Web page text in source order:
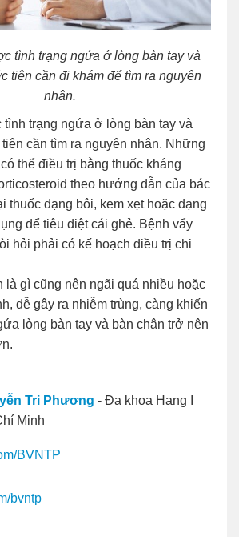
tình trạng ngứa ở lòng bàn tay và
tiên cần đi khám để tìm ra nguyên
nhân.
trạng ngứa ở lòng bàn tay và
cần tìm ra nguyên nhân. Những
thể điều trị bằng thuốc kháng
theo hướng dẫn của bác
thuốc dạng bôi, kem xẹt hoặc dạng
để tiêu diệt cái ghẻ. Bệnh vẩy
hỏi phải có kế hoạch điều trị chi
là gì cũng nên ngãi quá nhiều hoặc
dễ gây ra nhiễm trùng, càng khiến
lòng bàn tay và bàn chân trở nên
Tri Phương - Đa khoa Hạng I
Minh
BVNTP
bvntp